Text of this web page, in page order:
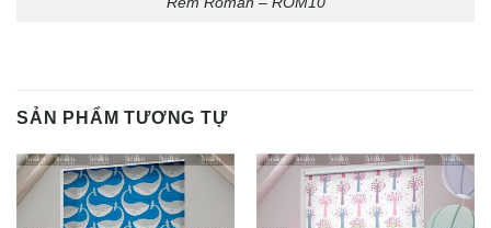
SẢN PHẨM TƯƠNG TỰ